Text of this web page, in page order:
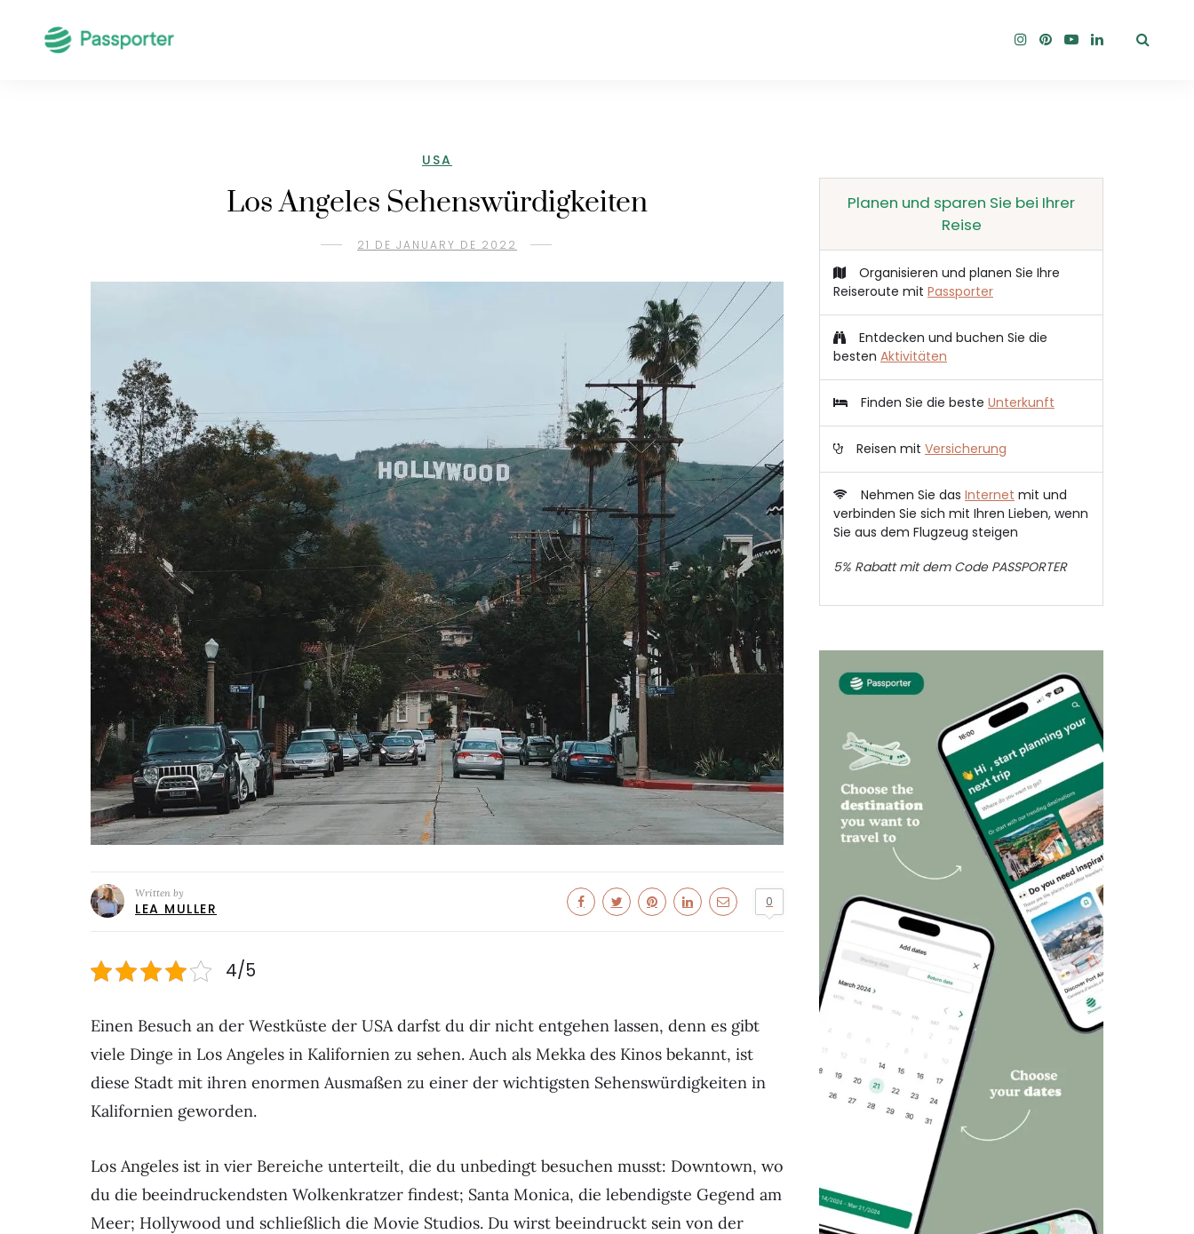
USA
Los Angeles Sehenswürdigkeiten
21 DE JANUARY DE 2022
Written by
LEA MULLER 0
4/5
Einen Besuch an der Westküste der USA darfst du dir nicht entgehen lassen, denn es gibt
viele Dinge in Los Angeles in Kalifornien zu sehen. Auch als Mekka des Kinos bekannt, ist
diese Stadt mit ihren enormen Ausmaßen zu einer der wichtigsten Sehenswürdigkeiten in
Kalifornien geworden.
Los Angeles ist in vier Bereiche unterteilt, die du unbedingt besuchen musst: Downtown, wo
du die beeindruckendsten Wolkenkratzer findest; Santa Monica, die lebendigste Gegend am
Meer; Hollywood und schließlich die Movie Studios. Du wirst beeindruckt sein von der
Planen und sparen Sie bei Ihrer
Reise
Organisieren und planen Sie Ihre
Reiseroute mit Passporter
Entdecken und buchen Sie die
besten Aktivitäten
Finden Sie die beste Unterkunft
Reisen mit Versicherung
Nehmen Sie das Internet mit und
verbinden Sie sich mit Ihren Lieben, wenn
Sie aus dem Flugzeug steigen
5% Rabatt mit dem Code PASSPORTER